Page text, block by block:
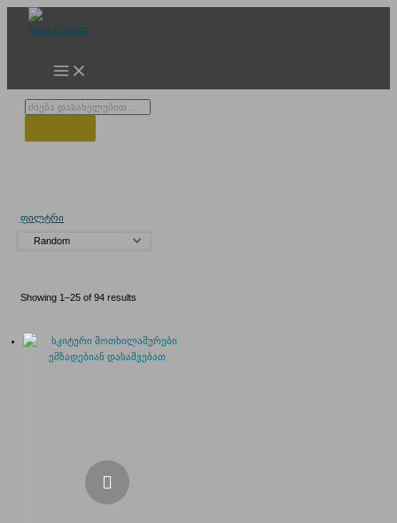
Products
ფილტრი
Showing 1–25 of 94 results